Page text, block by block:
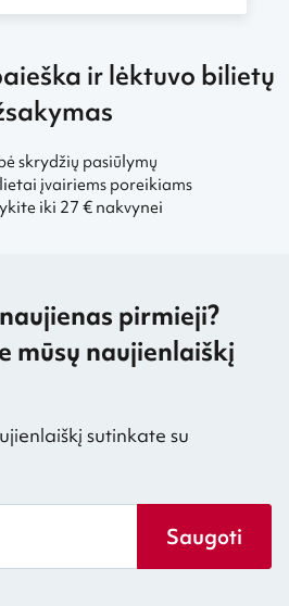
ir lėktuvo bilietų
skrydžių pasiūlymų
įvairiems poreikiams
iki 27 € nakvynei
pirmieji?
mūsų naujienlaiškį
sutinkate su
Saugoti